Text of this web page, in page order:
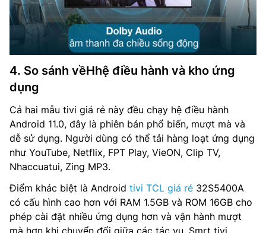
4. So sánh vềHhệ điều hành và kho ứng
dụng
Cả hai mẫu tivi giá rẻ này đều chạy hệ điều hành
Android 11.0, đây là phiên bản phổ biến, mượt mà và
dễ sử dụng. Người dùng có thể tải hàng loạt ứng dụng
như YouTube, Netflix, FPT Play, VieON, Clip TV,
Nhaccuatui, Zing MP3.
Điểm khác biệt là Android tivi TCL giá rẻ 32S5400A
có cấu hình cao hơn với RAM 1.5GB và ROM 16GB cho
phép cài đặt nhiều ứng dụng hơn và vận hành mượt
mà hơn khi chuyển đổi giữa các tác vụ. Smrt tivi